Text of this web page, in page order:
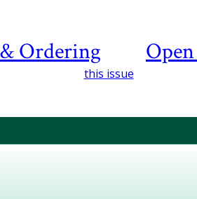
Ordering
this issue